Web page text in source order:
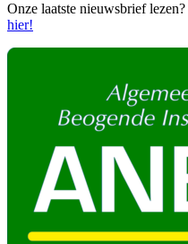
Onze laatste nieuwsbrief lezen?
hier!